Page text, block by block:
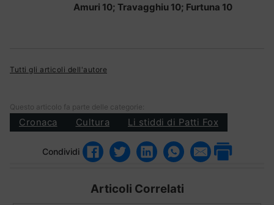
Amuri 10; Travagghiu 10; Furtuna 10
Tutti gli articoli dell'autore
Questo articolo fa parte delle categorie:
Cronaca Cultura Li stiddi di Patti Fox
Condividi
Articoli Correlati